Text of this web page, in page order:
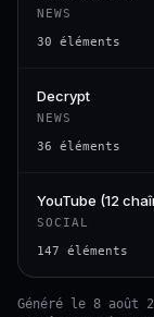
NEWS
30 éléments
Decrypt
NEWS
36 éléments
YouTube (12
SOCIAL
147 éléments
Généré le 8 août